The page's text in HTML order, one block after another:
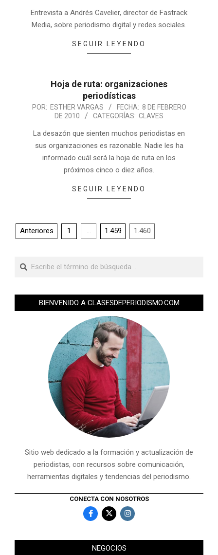
Entrevista a Andrés Cavelier, director de Fastrack
Media, sobre periodismo digital y redes sociales.
SEGUIR LEYENDO
Hoja de ruta: organizaciones
periodísticas
POR: ESTHER VARGAS FECHA: 8 DE FEBRERO
DE 2010
CATEGORÍAS: CLAVES
La desazón que sienten muchos periodistas en
sus organizaciones es razonable. Nadie les ha
informado cuál será la hoja de ruta en los
próximos cinco o diez años.
SEGUIR LEYENDO
Anteriores 1 … 1.459 1.460
BIENVENIDO A CLASESDEPERIODISMO.COM
Sitio web dedicado a la formación y actualización de
periodistas, con recursos sobre comunicación,
herramientas digitales y tendencias del periodismo.
CONECTA CON NOSOTROS
NEGOCIOS